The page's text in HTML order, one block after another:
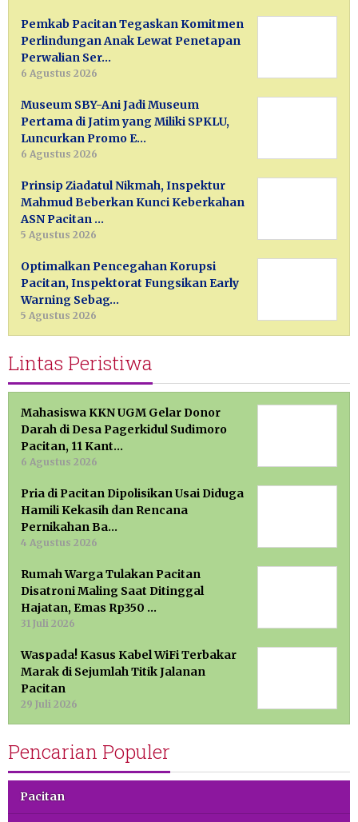
Pemkab Pacitan Tegaskan Komitmen
Perlindungan Anak Lewat Penetapan
Perwalian Ser…
6 Agustus 2026
Museum SBY-Ani Jadi Museum
Pertama di Jatim yang Miliki SPKLU,
Luncurkan Promo E…
6 Agustus 2026
Prinsip Ziadatul Nikmah, Inspektur
Mahmud Beberkan Kunci Keberkahan
ASN Pacitan …
5 Agustus 2026
Optimalkan Pencegahan Korupsi
Pacitan, Inspektorat Fungsikan Early
Warning Sebag…
5 Agustus 2026
Lintas Peristiwa
Mahasiswa KKN UGM Gelar Donor
Darah di Desa Pagerkidul Sudimoro
Pacitan, 11 Kant…
6 Agustus 2026
Pria di Pacitan Dipolisikan Usai Diduga
Hamili Kekasih dan Rencana
Pernikahan Ba…
4 Agustus 2026
Rumah Warga Tulakan Pacitan
Disatroni Maling Saat Ditinggal
Hajatan, Emas Rp350 …
31 Juli 2026
Waspada! Kasus Kabel WiFi Terbakar
Marak di Sejumlah Titik Jalanan
Pacitan
29 Juli 2026
Pencarian Populer
Pacitan